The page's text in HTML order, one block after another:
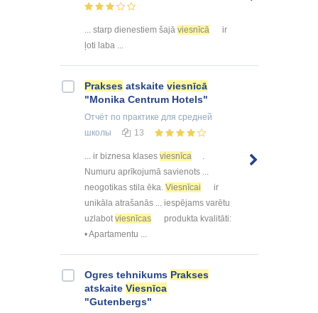
... starp dienestiem šajā viesnīcā
ir
ļoti laba ...
Prakses atskaite viesnīcā
"Monika Centrum Hotels"
Отчёт по практике для средней
школы
13
... ir biznesa klases viesnīca
Numuru aprīkojumā savienots ...
neogotikas stila ēka. Viesnīcai
ir
unikāla atrašanās ... iespējams varētu
uzlabot viesnīcas
produkta kvalitāti:
• Apartamentu ...
Ogres tehnikums Prakses
atskaite Viesnīca
"Gutenbergs"